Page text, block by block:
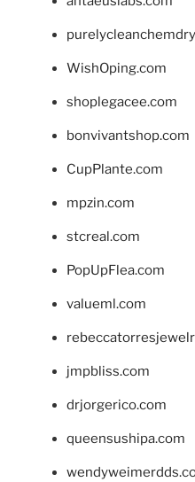
WishOping.com
shoplegacee.com
bonvivantshop.com
CupPlante.com
mpzin.com
stcreal.com
PopUpFlea.com
valueml.com
jmpbliss.com
drjorgerico.com
queensushipa.com